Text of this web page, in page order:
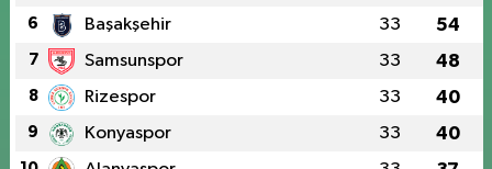
6 Başakşehir 33 54
7 Samsunspor 33 48
8 Rizespor 33 40
9 Konyaspor 33 40